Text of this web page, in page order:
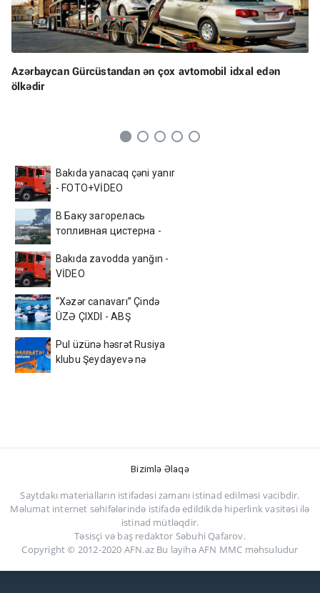
Azərbaycan Gürcüstandan ən çox avtomobil idxal edən
ölkədir
Bakıda yanacaq çəni yanır
- FOTO+VİDEO
В Баку загорелась
топливная цистерна -
Bakıda zavodda yanğın -
VİDEO
“Xəzər canavarı” Çində
ÜZƏ ÇIXDI - ABŞ
Pul üzünə həsrət Rusiya
klubu Şeydayevə nə
Bizimlə Əlaqə
Saytdakı materialların istifadəsi zamanı istinad edilməsi vacibdir.
Məlumat internet səhifələrində istifadə edildikdə hiperlink vasitəsi ilə
istinad mütləqdir.
Təsisçi və baş redaktor Səbuhi Qafarov.
Copyright © 2012-2020 AFN.az Bu layihə AFN MMC məhsuludur